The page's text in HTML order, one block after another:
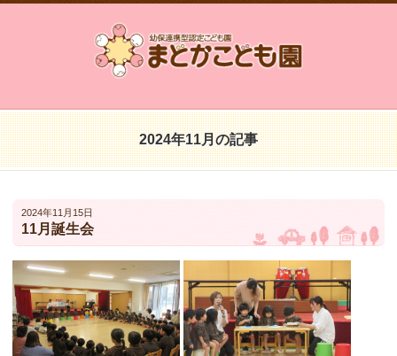
2024年11月の記事
2024年11月15日
11月誕生会